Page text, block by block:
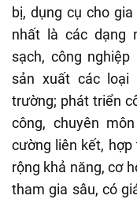
bị, dụng cụ cho
nhất là các dạng
sạch, công
sản xuất các loại
trường; phát triển
công, chuyên
cường liên kết,
rộng khả năng, cơ
tham gia sâu, có